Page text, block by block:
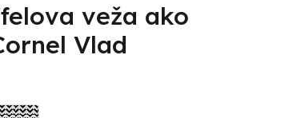
veža ako
Vlad